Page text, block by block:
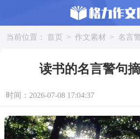
当前位置： 首页 > 作文素材 > 名言
读书的名言警句
时间：2026-07-08 17:04:37